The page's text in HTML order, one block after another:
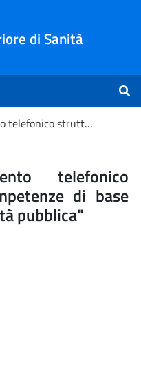
di Sanità
Convegno "L'intervento telefonico strutturato sulle competenze di base del counselling in sanità pubblica"
telefonico
di base
pubblica"